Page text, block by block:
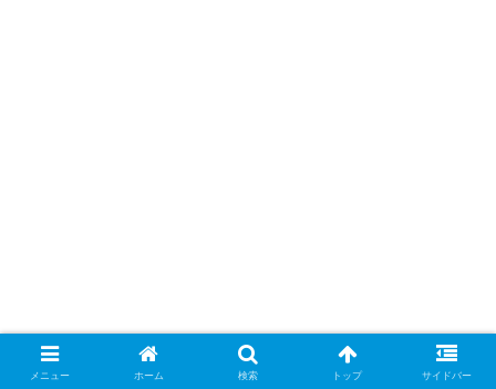
メニュー ホーム 検索 トップ サイドバー